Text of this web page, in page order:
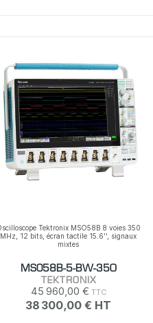
Tektronix MSO58B 8 voies 350
MHz, 12 bits, écran tactile 15.6'', signaux
mixtes
MSO58B-5-BW-350
TEKTRONIX
45 960,00 €
38 300,00 €